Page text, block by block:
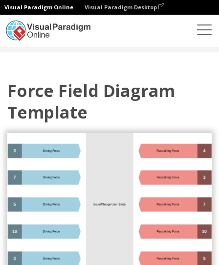
Visual Paradigm Online Visual Paradigm Desktop
Force Field Diagram
Template